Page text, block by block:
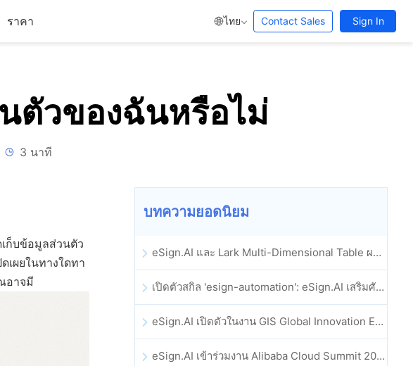
ราคา ไทย Contact Sales Sign In
ตัวของฉันหรือไม่
3 นาที
ก็บข้อมูลส่วนตัว
ผยในทางใดทา
อาจมี
บทความยอดนิยม
eSign.AI และ Lark Multi-Dimensional Table ผสานรวมกันอย่างเป็นทางการ: การลงนามและการเก็บถาวรสัญญาอิเล็กทรอนิกส์แบบอัตโนมัติเต็มรูปแบบ
เปิดตัวสกิล 'esign-automation': eSign.AI เสริมศักยภาพให้ OpenClaw ด้วยลายเซ็นอิเล็กทรอนิกส์อัตโนมัติ
eSign.AI เปิดตัวในงาน GIS Global Innovation Exhibition 2025
eSign.AI เข้าร่วมงาน Alibaba Cloud Summit 2025 ที่ฮ่องกง เพื่อขับเคลื่อนนวัตกรรมคลาวด์ที่ขับเคลื่อนด้วย AI และความเชื่อมั่นทางดิจิทัล